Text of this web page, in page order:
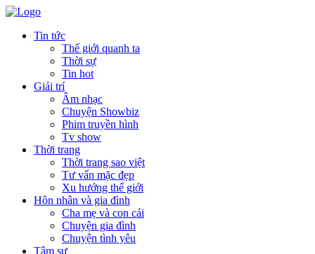
Tin tức
Thế giới quanh ta
Thời sự
Tin hot
Giải trí
Âm nhạc
Chuyện Showbiz
Phim truyền hình
Tv show
Thời trang
Thời trang sao việt
Tư vấn mặc đẹp
Xu hướng thế giới
Hôn nhân và gia đình
Cha mẹ và con cái
Chuyện gia đình
Chuyện tình yêu
Tâm sự